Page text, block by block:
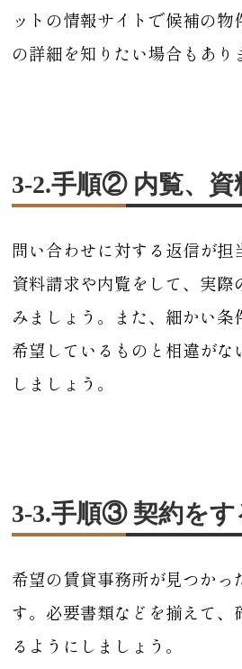
ットの情報サイトで候補の
の詳細を知りたい場合もあり
3-2.手順② 内覧、資
問い合わせに対する返信が担
資料請求や内覧をして、実際
みましょう。また、細かい条
希望しているものと相違がな
しましょう。
3-3.手順③ 契約をす
希望の賃貸事務所が見つかっ
す。必要書類などを揃えて、
るようにしましょう。